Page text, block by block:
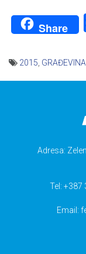
Share
2015
Adresa:
Tel: +387
Email: